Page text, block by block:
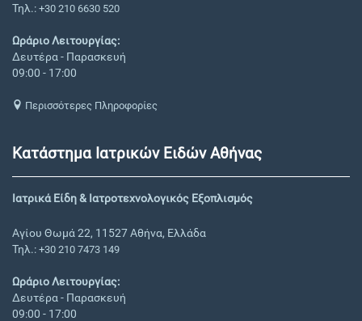
Τηλ.: +30 210 6630 520
Ωράριο Λειτουργίας:
Δευτέρα - Παρασκευή
09:00 - 17:00
Περισσότερες Πληροφορίες
Κατάστημα Ιατρικών Ειδών Αθήνας
Ιατρικά Είδη & Ιατροτεχνολογικός Εξοπλισμός
Αγίου Θωμά 22, 11527 Αθήνα, Ελλάδα
Τηλ.: +30 210 7473 149
Ωράριο Λειτουργίας:
Δευτέρα - Παρασκευή
09:00 - 17:00